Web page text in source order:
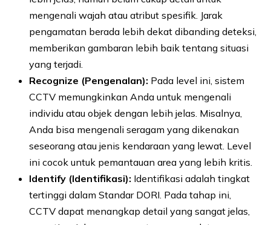
mengenali wajah atau atribut spesifik. Jarak
pengamatan berada lebih dekat dibanding deteksi,
memberikan gambaran lebih baik tentang situasi
yang terjadi.
Recognize (Pengenalan): Pada level ini, sistem
CCTV memungkinkan Anda untuk mengenali
individu atau objek dengan lebih jelas. Misalnya,
Anda bisa mengenali seragam yang dikenakan
seseorang atau jenis kendaraan yang lewat. Level
ini cocok untuk pemantauan area yang lebih kritis.
Identify (Identifikasi): Identifikasi adalah tingkat
tertinggi dalam Standar DORI. Pada tahap ini,
CCTV dapat menangkap detail yang sangat jelas,